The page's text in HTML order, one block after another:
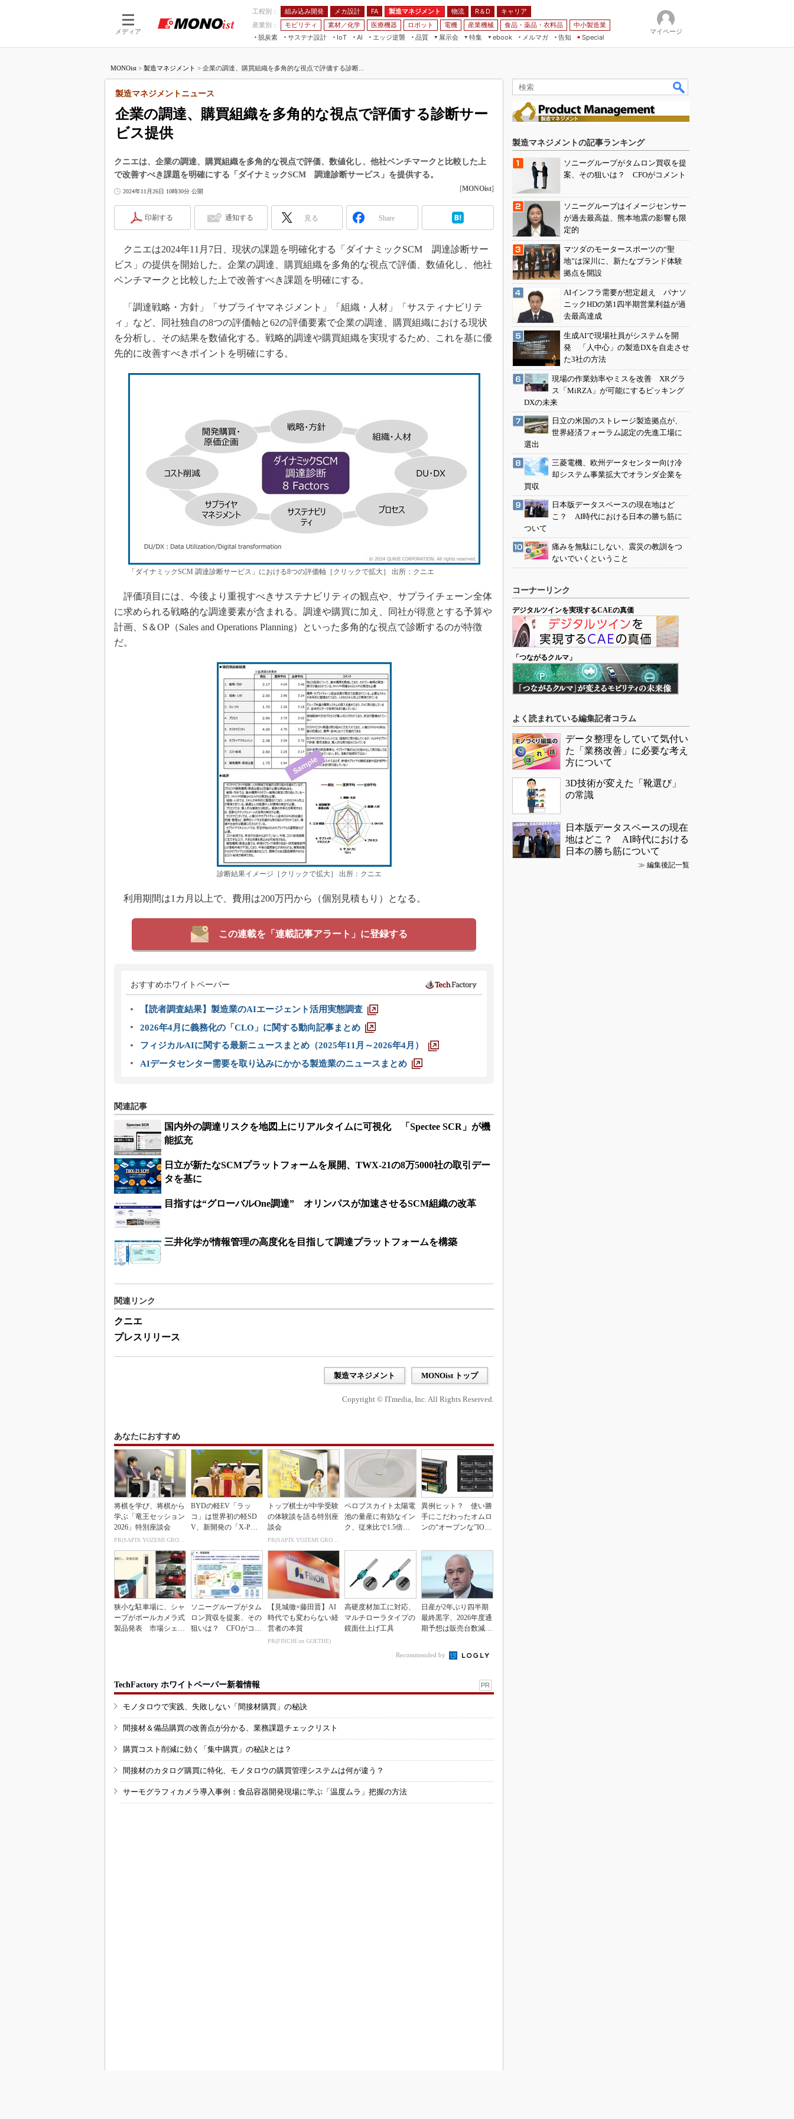
メディア
工程別： 組み込み開発 メカ設計 FA 製造マネジメント 物流 R＆D
キャリア
産業別：
モビリティ 素材／化学 医療機器 ロボット 電機 産業機械 食品・薬品・衣料品
中小製造業
脱炭素
サステナ設計
IoT
つながる工場
AI
AI×設備保全
エッジ逆襲 品質
展示会
JIMTOF
IIFES
TECHNO-FRONTIER
スマート工場EXPO
EdgeTech+
AUTOMOTIVE WORLD
産業オープンネット展
特集
つながるクルマ
VR／AR
フィールドサービス
組み込み画像技術
組み込みモデリング
車載ソフト開発
ISO26262
無償設計ツール
3Dプリンタ
デジタルツインとCAE
S＆OP
インダストリー4.0
イノベーション
海外生産
グローバル設計・開発
制御セキュリティ
新型コロナへの対応
ebook
FA
モビリティ
メルマガ
告知 Special
マイページ
MONOist > 製造マネジメント > 企業の調達、購買組織を多角的な視点で評価する診断...
企業の調達、購買組織を多角的な視点で評価する診断サー
ビス提供
製造マネジメントニュース
クニエは、企業の調達、購買組織を多角的な視点で評価、数値化し、他社ベンチマークと比較した上
で改善すべき課題を明確にする「ダイナミックSCM 調達診断サービス」を提供する。
2024年11月26日 10時30分 公開 [MONOist]
印刷する 通知する 見る Share
クニエは2024年11月7日、現状の課題を明確化する「ダイナミックSCM 調達診断サー
ビス」の提供を開始した。企業の調達、購買組織を多角的な視点で評価、数値化し、他社
ベンチマークと比較した上で改善すべき課題を明確にする。
「調達戦略・方針」「サプライヤマネジメント」「組織・人材」「サスティナビリテ
ィ」など、同社独自の8つの評価軸と62の評価要素で企業の調達、購買組織における現状
を分析し、その結果を数値化する。戦略的調達や購買組織を実現するため、これを基に優
先的に改善すべきポイントを明確にする。
「ダイナミックSCM 調達診断サービス」における8つの評価軸［クリックで拡大］ 出所：クニエ
評価項目には、今後より重視すべきサステナビリティの観点や、サプライチェーン全体
に求められる戦略的な調達要素が含まれる。調達や購買に加え、同社が得意とする予算や
計画、S＆OP（Sales and Operations Planning）といった多角的な視点で診断するのが特徴
だ。
診断結果イメージ［クリックで拡大］ 出所：クニエ
利用期間は1カ月以上で、費用は200万円から（個別見積もり）となる。
この連載を「連載記事アラート」に登録する
おすすめホワイトペーパー
【読者調査結果】製造業のAIエージェント活用実態調査
2026年4月に義務化の「CLO」に関する動向記事まとめ
フィジカルAIに関する最新ニュースまとめ（2025年11月～2026年4月）
AIデータセンター需要を取り込みにかかる製造業のニュースまとめ
関連記事
国内外の調達リスクを地図上にリアルタイムに可視化 「Spectee SCR」が機
能拡充
日立が新たなSCMプラットフォームを展開、TWX-21の8万5000社の取引デー
タを基に
目指すは“グローバルOne調達” オリンパスが加速させるSCM組織の改革
三井化学が情報管理の高度化を目指して調達プラットフォームを構築
関連リンク
クニエ
プレスリリース
製造マネジメント MONOist トップ
Copyright © ITmedia, Inc. All Rights Reserved.
あなたにおすすめ
将棋を学び、将棋から
学ぶ「竜王セッション
2026」特別座談会
PR(SAPIX YOZEMI GROUP)
BYDの軽EV「ラッ
コ」は世界初の軽SD
V、新開発の「X-PAC
トップ棋士が中学受験
の体験談を語る特別座
談会
PR(SAPIX YOZEMI GROUP)
ペロブスカイト太陽電
池の量産に有効なイン
ク、従来比で1.5倍の
異例ヒット？ 使い勝
手にこだわったオムロ
ンの“オープンな”IO-L
狭小な駐車場に、シャ
ープがポールカメラ式
製品発表 市場シェア
ソニーグループがタム
ロン買収を提案、その
狙いは？ CFOがコメ
【見城徹×藤田晋】AI
時代でも変わらない経
営者の本質
PR(FINCHI on GOETHE)
高硬度材加工に対応、
マルチローラタイプの
鏡面仕上げ工具
日産が2年ぶり四半期
最終黒字、2026年度通
期予想は販売台数減も
Recommended by
TechFactory ホワイトペーパー新着情報 PR
モノタロウで実践、失敗しない「間接材購買」の秘訣
間接材＆備品購買の改善点が分かる、業務課題チェックリスト
購買コスト削減に効く「集中購買」の秘訣とは？
間接材のカタログ購買に特化、モノタロウの購買管理システムは何が違う？
サーモグラフィカメラ導入事例：食品容器開発現場に学ぶ「温度ムラ」把握の方法
製造マネジメントの記事ランキング
ソニーグループがタムロン買収を提
案、その狙いは？ CFOがコメント
ソニーグループはイメージセンサー
が過去最高益、熊本地震の影響も限
定的
マツダのモータースポーツの“聖
地”は深川に、新たなブランド体験
拠点を開設
AIインフラ需要が想定超え パナソ
ニックHDの第1四半期営業利益が過
去最高達成
生成AIで現場社員がシステムを開
発 「人中心」の製造DXを自走させ
た3社の方法
現場の作業効率やミスを改善 XRグラ
ス「MiRZA」が可能にするピッキング
DXの未来
日立の米国のストレージ製造拠点が、
世界経済フォーラム認定の先進工場に
選出
三菱電機、欧州データセンター向け冷
却システム事業拡大でオランダ企業を
買収
日本版データスペースの現在地はど
こ？ AI時代における日本の勝ち筋に
ついて
痛みを無駄にしない、震災の教訓をつ
ないでいくということ
コーナーリンク
デジタルツインを実現するCAEの真価
「つながるクルマ」
よく読まれている編集記者コラム
データ整理をしていて気付い
た「業務改善」に必要な考え
方について
3D技術が変えた「靴選び」
の常識
日本版データスペースの現在
地はどこ？ AI時代における
日本の勝ち筋について
≫ 編集後記一覧